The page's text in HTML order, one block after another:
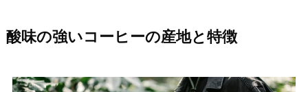
酸味の強いコーヒーの産地と特徴